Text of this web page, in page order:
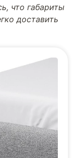
что габариты
доставить